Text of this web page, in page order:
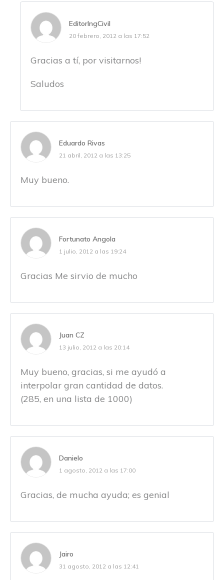
EditorIngCivil
20 febrero, 2012 a las 17:52
Gracias a tí, por visitarnos!
Saludos
Eduardo Rivas
21 abril, 2012 a las 13:25
Muy bueno.
Fortunato Angola
1 julio, 2012 a las 19:24
Gracias Me sirvio de mucho
Juan CZ
13 julio, 2012 a las 20:14
Muy bueno, gracias, si me ayudó a
interpolar gran cantidad de datos.
(285, en una lista de 1000)
Danielo
1 agosto, 2012 a las 17:00
Gracias, de mucha ayuda; es genial
Jairo
31 agosto, 2012 a las 12:41